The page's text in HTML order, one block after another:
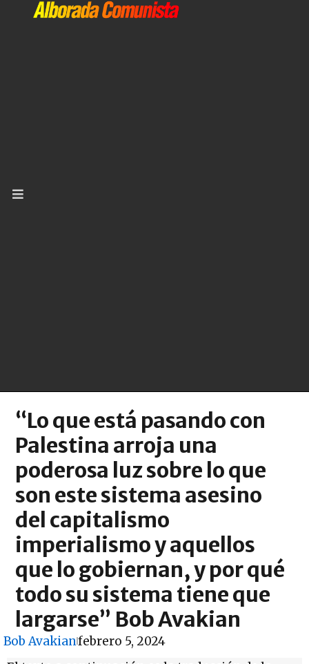
“Lo que está pasando con
Palestina arroja una
poderosa luz sobre lo que
son este sistema asesino
del capitalismo
imperialismo y aquellos
que lo gobiernan, y por qué
todo su sistema tiene que
largarse” Bob Avakian
Bob Avakianfebrero 5, 2024